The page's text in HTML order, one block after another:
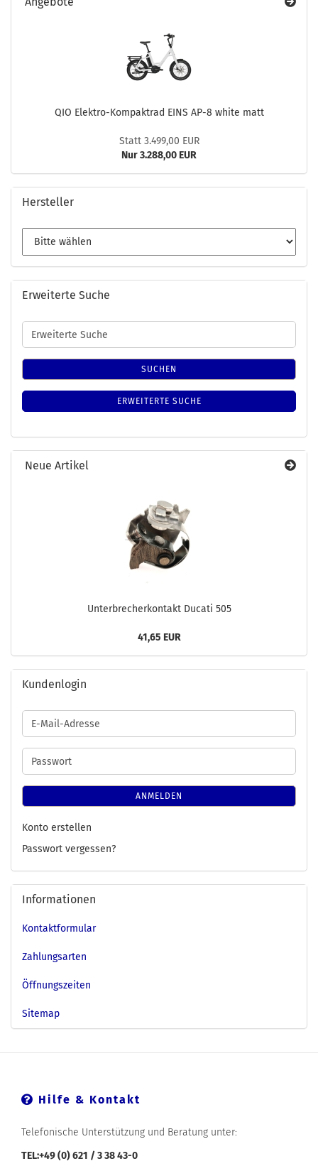
QIO Elektro-Kompaktrad EINS AP-8 white matt
Statt 3.499,00 EUR
Nur 3.288,00 EUR
Hersteller
Erweiterte Suche
Erweiterte
Suche
SUCHEN
ERWEITERTE SUCHE
Neue Artikel
Unterbrecherkontakt Ducati 505
41,65 EUR
Kundenlogin
E-
Mail-
Adresse
Passwort
ANMELDEN
Konto erstellen
Passwort vergessen?
Informationen
Kontaktformular
Zahlungsarten
Öffnungszeiten
Sitemap
Hilfe & Kontakt
Telefonische Unterstützung und Beratung unter:
TEL:+49 (0) 621 / 3 38 43-0